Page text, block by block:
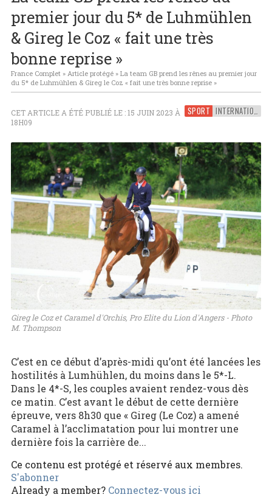
premier jour du 5* de Luhmühlen
& Gireg le Coz « fait une très
bonne reprise »
France Complet» Article protégé» La team GB prend les rênes au premier jour
du 5* de Luhmühlen & Gireg le Coz « fait une très bonne reprise »
SPORT INTERNATIONAL
CET ARTICLE A ÉTÉ PUBLIÉ LE : 15 JUIN 2023 À
18H09
Gireg le Coz et Caramel d'Orchis, Pro Elite du Lion d'Angers - Photo
M. Thompson
C’est en ce début d’après-midi qu’ont été lancées les
hostilités à Lumhühlen, du moins dans le 5*-L.
Dans le 4*-S, les couples avaient rendez-vous dès
ce matin. C’est avant le début de cette dernière
épreuve, vers 8h30 que « Gireg (Le Coz) a amené
Caramel à l’acclimatation pour lui montrer une
dernière fois la carrière de...
Ce contenu est protégé et réservé aux membres.
S'abonner
Already a member? Connectez-vous ici